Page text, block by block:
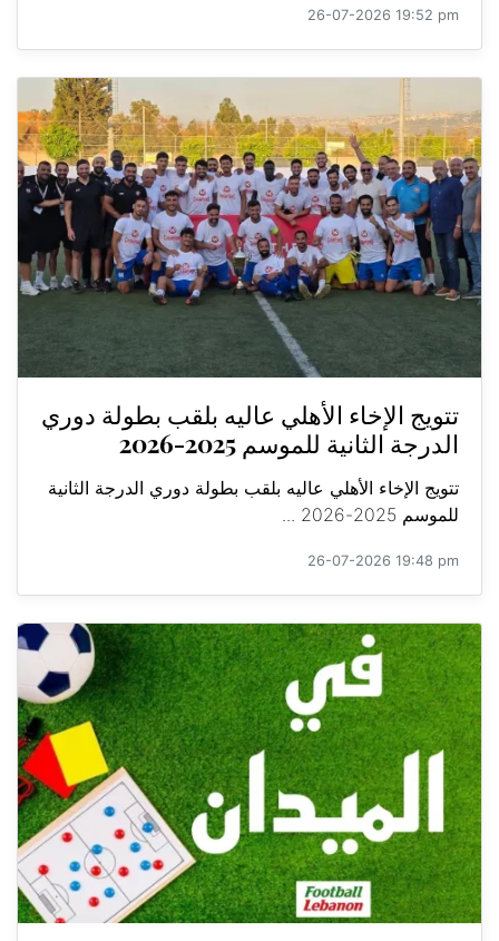
26-07-2026 19:52 pm
تتويج الإخاء الأهلي عاليه بلقب بطولة دوري
الدرجة الثانية للموسم 2025-2026
تتويج الإخاء الأهلي عاليه بلقب بطولة دوري الدرجة الثانية
للموسم 2025-2026 ...
26-07-2026 19:48 pm